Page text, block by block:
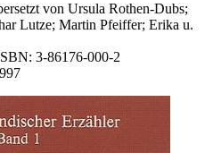
von Ursula Rothen-Dubs;
Lutze; Martin Pfeiffer; Erika u.
3-86176-000-2